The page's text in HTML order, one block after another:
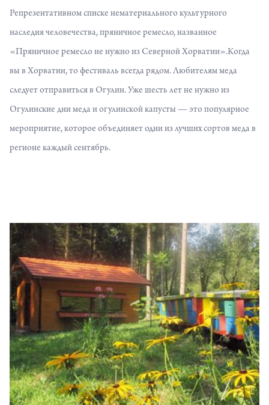
Репрезентативном списке нематериального культурного
наследия человечества, пряничное ремесло, названное
«Пряничное ремесло не нужно из Северной Хорватии».Когда
вы в Хорватии, то фестиваль всегда рядом. Любителям меда
следует отправиться в Огулин. Уже шесть лет не нужно из
Огулинские дни меда и огулинской капусты — это популярное
мероприятие, которое объединяет одни из лучших сортов меда в
регионе каждый сентябрь.